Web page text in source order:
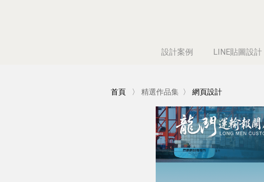
設計案例 LINE貼圖設計
首頁 〉 精選作品集〉 網頁設計